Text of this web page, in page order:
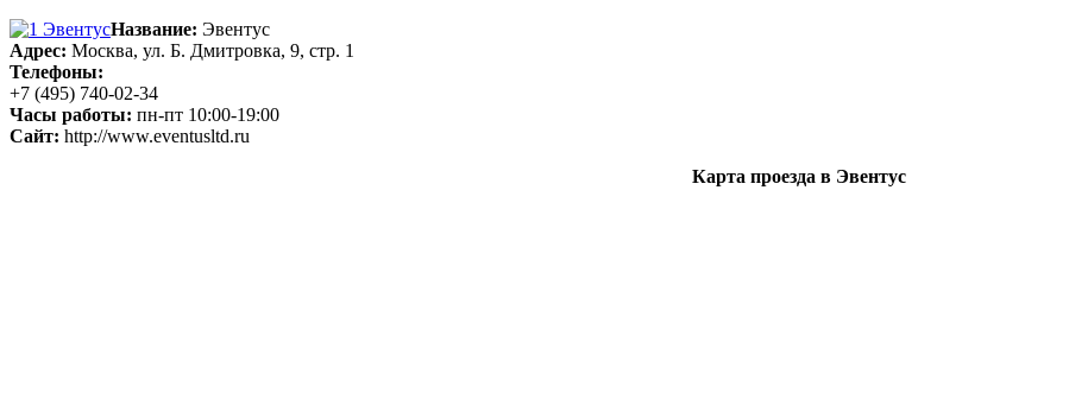
Название: Эвентус
Адрес: Москва, ул. Б. Дмитровка, 9, стр. 1
Телефоны:
+7 (495) 740-02-34
Часы работы: пн-пт 10:00-19:00
Сайт: http://www.eventusltd.ru
Карта проезда в Эвентус